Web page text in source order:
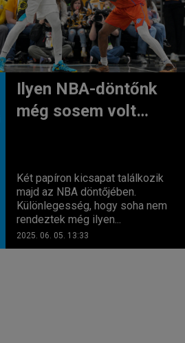
Ilyen NBA-döntőnk
még sosem volt…
Két papíron kicsapat találkozik
majd az NBA döntőjében.
Különlegesség, hogy soha nem
rendeztek még ilyen...
2025. 06. 05. 13:33